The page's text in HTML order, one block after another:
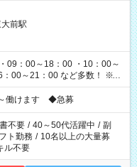
前駅
09：00～18：00 ・10：00～
00 など多数！ ※お
働けます ◆急募
不要 / 40～50代活躍中 / 副
ト勤務 / 10名以上の大量募
ル不要